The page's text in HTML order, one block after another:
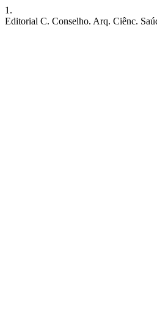
1.
Editorial C. Conselho. Arq. Ciênc.